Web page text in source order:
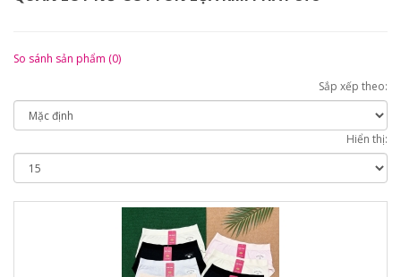
So sánh sản phẩm (0)
Sắp xếp theo:
Hiển thị: